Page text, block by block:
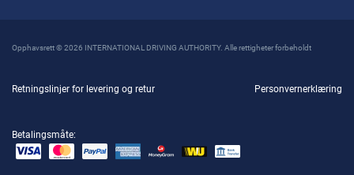
Opphavsrett © 2026 INTERNATIONAL DRIVING AUTHORITY. Alle rettigheter forbeholdt
Retningslinjer for levering og retur Personvernerklæring
Betalingsmåte: